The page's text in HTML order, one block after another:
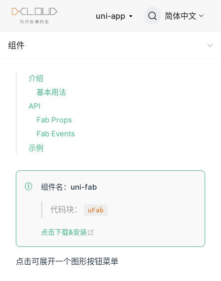
uni-app 简体中文
组件
介绍
基本用法
API
Fab Props
Fab Events
示例
组件名：uni-fab
代码块： uFab
点击下载&安装
点击可展开一个图形按钮菜单